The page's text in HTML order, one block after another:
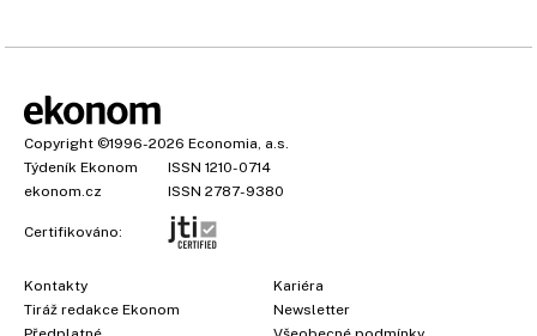
Copyright ©1996-2026 Economia, a.s.
Týdeník Ekonom
ISSN 1210-0714
ekonom.cz
ISSN 2787-9380
Certifikováno:
Kontakty
Tiráž redakce Ekonom
Kariéra
Newsletter